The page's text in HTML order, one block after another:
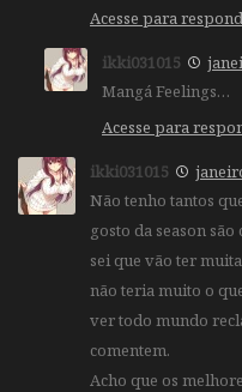
Acesse para
ikki031015
Mangá Feelings…
Acesse para
ikki031015
Não tenho tantos
gosto da season
sei que vão ter
não teria muito o
ver todo mundo
comentem.
Acho que os